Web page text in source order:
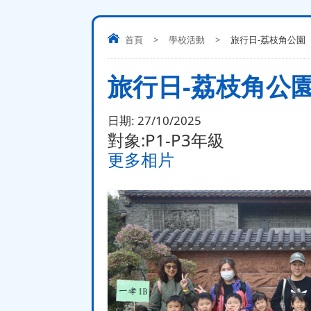
首頁 > 學校活動 > 旅行日-荔枝角公園
旅行日-荔枝角公
日期: 27/10/2025
對象:P1-P3年級
更多相片